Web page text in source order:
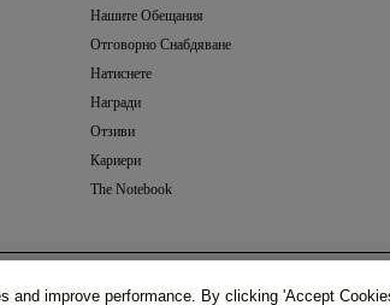
Нашите Обещания
Отговорно Снабдяване
Натиснете
Награди
Отзиви
Кариери
The Notebook
Esther Halo, Бяло Злато (18k)
По Подразбиране
and improve performance. By clicking 'Accept